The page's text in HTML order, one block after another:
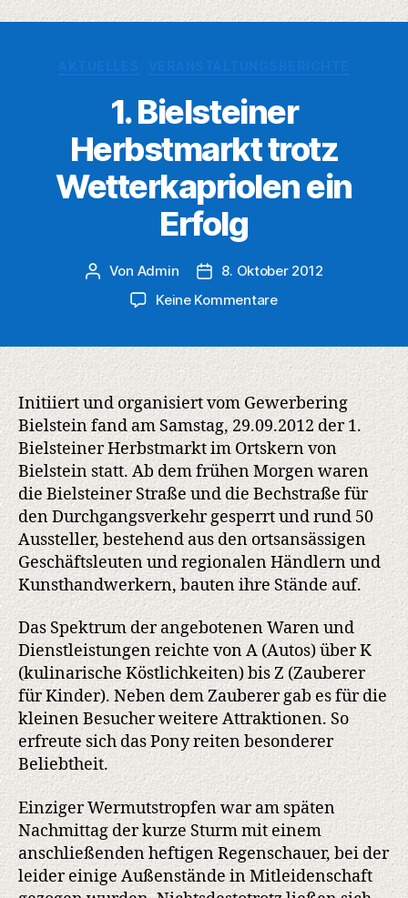
1. Bielsteiner
Herbstmarkt trotz
Wetterkapriolen ein
Erfolg
Beitragsautor
Von Admin Veröffentlichungsdatum
8. Oktober 2012
Keine Kommentarezu
Herbstmarkt
trotz
Wetterkapriolen
ein
Erfolg
Initiiert und organisiert vom Gewerbering
Bielstein fand am Samstag, 29.09.2012 der 1.
Bielsteiner Herbstmarkt im Ortskern von
Bielstein statt. Ab dem frühen Morgen waren
die Bielsteiner Straße und die Bechstraße für
den Durchgangsverkehr gesperrt und rund 50
Aussteller, bestehend aus den ortsansässigen
Geschäftsleuten und regionalen Händlern und
Kunsthandwerkern, bauten ihre Stände auf.
Das Spektrum der angebotenen Waren und
Dienstleistungen reichte von A (Autos) über K
(kulinarische Köstlichkeiten) bis Z (Zauberer
für Kinder). Neben dem Zauberer gab es für die
kleinen Besucher weitere Attraktionen. So
erfreute sich das Pony reiten besonderer
Beliebtheit.
Einziger Wermutstropfen war am späten
Nachmittag der kurze Sturm mit einem
anschließenden heftigen Regenschauer, bei der
leider einige Außenstände in Mitleidenschaft